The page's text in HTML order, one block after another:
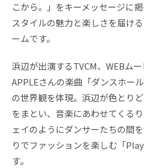
こから。」をキーメッセージに
スタイルの魅力と楽しさを届け
ームです。
浜辺が出演するTVCM、WEBム
APPLEさんの楽曲「ダンスホー
の世界観を体現。浜辺が色とり
をまとい、音楽にあわせてくる
ェイのようにダンサーたちの間
りでファッションを楽しむ「
す。